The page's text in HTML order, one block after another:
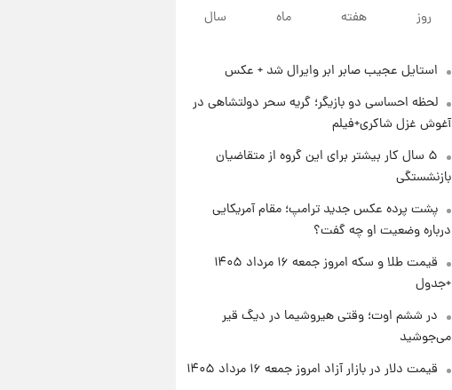
۱ روز پیش
۱۵ مرداد ۱۴۰۵ +جدول
قیمت طلا و سکه امروز پنجشنبه
۱۵ مرداد ۱۴۰۵
شارژ جدید کالابرگ برای سه
روز هفته ماه سال
استایل عجیب صابر ابر وایرال شد + عکس
لحظه احساسی دو بازیگر؛ گریه سحر دولتشاهی در
آغوش غزل شاکری+فیلم
۵ سال کار بیشتر برای این گروه از متقاضیان
بازنشستگی
پشت پرده عکس جدید ترامپ؛ مقام آمریکایی
درباره وضعیت او چه گفت؟
قیمت طلا و سکه امروز جمعه ۱۶ مرداد ۱۴۰۵
+جدول
در ششم اوت؛ وقتی هیروشیما در دیگ قیر
می‌جوشید
قیمت دلار در بازار آزاد امروز جمعه ۱۶ مرداد ۱۴۰۵